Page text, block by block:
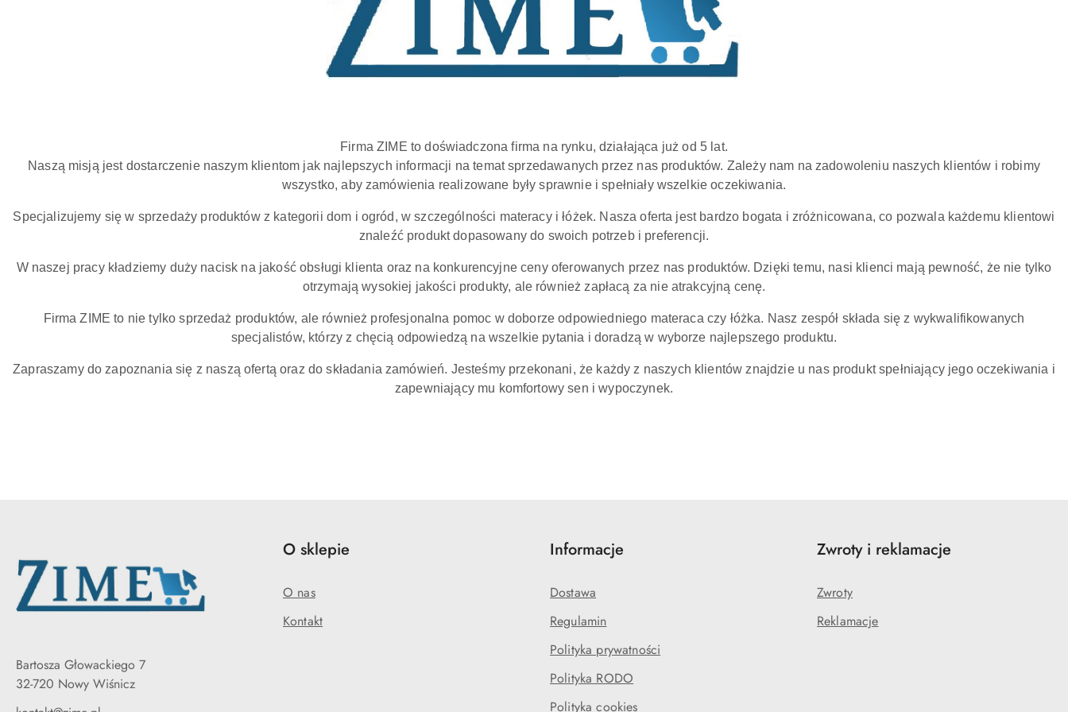
Firma ZIME to doświadczona firma na rynku, działająca już od 5 lat.
Naszą misją jest dostarczenie naszym klientom jak najlepszych informacji na temat sprzedawanych przez nas produktów. Zależy nam na zadowoleniu naszych klientów i robimy
wszystko, aby zamówienia realizowane były sprawnie i spełniały wszelkie oczekiwania.
Specjalizujemy się w sprzedaży produktów z kategorii dom i ogród, w szczególności materacy i łóżek. Nasza oferta jest bardzo bogata i zróżnicowana, co pozwala każdemu klientowi
znaleźć produkt dopasowany do swoich potrzeb i preferencji.
W naszej pracy kładziemy duży nacisk na jakość obsługi klienta oraz na konkurencyjne ceny oferowanych przez nas produktów. Dzięki temu, nasi klienci mają pewność, że nie tylko
otrzymają wysokiej jakości produkty, ale również zapłacą za nie atrakcyjną cenę.
Firma ZIME to nie tylko sprzedaż produktów, ale również profesjonalna pomoc w doborze odpowiedniego materaca czy łóżka. Nasz zespół składa się z wykwalifikowanych
specjalistów, którzy z chęcią odpowiedzą na wszelkie pytania i doradzą w wyborze najlepszego produktu.
Zapraszamy do zapoznania się z naszą ofertą oraz do składania zamówień. Jesteśmy przekonani, że każdy z naszych klientów znajdzie u nas produkt spełniający jego oczekiwania i
zapewniający mu komfortowy sen i wypoczynek.
Bartosza Głowackiego 7
32-720 Nowy Wiśnicz
O sklepie
O nas
Kontakt
Informacje
Dostawa
Regulamin
Polityka prywatności
Polityka RODO
Polityka cookies
Zwroty i reklamacje
Zwroty
Reklamacje